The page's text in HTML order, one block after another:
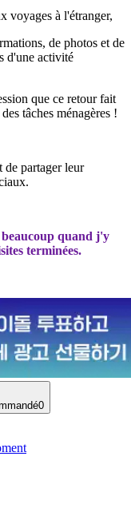
voyages à l'étranger,
de photos et de
d'une activité
que ce retour fait
tâches ménagères !
de partager leur
beaucoup quand j'y
terminées.
0